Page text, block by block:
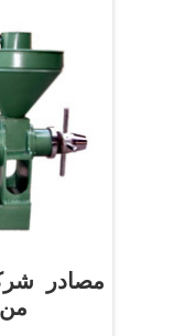
مصادر